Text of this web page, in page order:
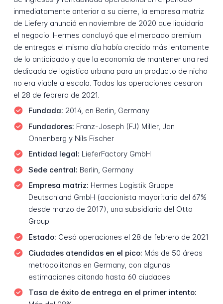
inmediatamente anterior a su cierre, la empresa matriz
de Liefery anunció en noviembre de 2020 que liquidaría
el negocio. Hermes concluyó que el mercado premium
de entregas el mismo día había crecido más lentamente
de lo anticipado y que la economía de mantener una red
dedicada de logística urbana para un producto de nicho
no era viable a escala. Todas las operaciones cesaron
el 28 de febrero de 2021.
Fundada: 2014, en Berlin, Germany
Fundadores: Franz-Joseph (FJ) Miller, Jan
Onnenberg y Nils Fischer
Entidad legal: LieferFactory GmbH
Sede central: Berlin, Germany
Empresa matriz: Hermes Logistik Gruppe
Deutschland GmbH (accionista mayoritario del 67%
desde marzo de 2017), una subsidiaria del Otto
Group
Estado: Cesó operaciones el 28 de febrero de 2021
Ciudades atendidas en el pico: Más de 50 áreas
metropolitanas en Germany, con algunas
estimaciones citando hasta 60 ciudades
Tasa de éxito de entrega en el primer intento: